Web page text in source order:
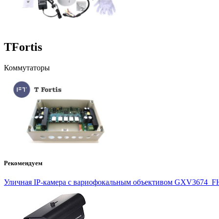
TFortis
Коммутаторы
Рекомендуем
Уличная IP-камера с вариофокальным объективом